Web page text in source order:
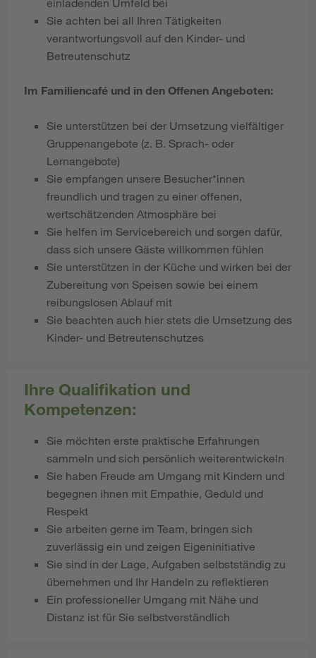
Sie achten bei all Ihren Tätigkeiten
verantwortungsvoll auf den Kinder- und
Betreutenschutz
Im Familiencafé und in den Offenen Angeboten:
Sie unterstützen bei der Umsetzung vielfältiger
Gruppenangebote (z. B. Sprach- oder
Lernangebote)
Sie empfangen unsere Besucher*innen
freundlich und tragen zu einer offenen,
wertschätzenden Atmosphäre bei
Sie helfen im Servicebereich und sorgen dafür,
dass sich unsere Gäste willkommen fühlen
Sie unterstützen in der Küche und wirken bei der
Zubereitung von Speisen sowie bei einem
reibungslosen Ablauf mit
Sie beachten auch hier stets die Umsetzung des
Kinder- und Betreutenschutzes
Ihre Qualifikation und
Kompetenzen:
Sie möchten erste praktische Erfahrungen
sammeln und sich persönlich weiterentwickeln
Sie haben Freude am Umgang mit Kindern und
begegnen ihnen mit Empathie, Geduld und
Respekt
Sie arbeiten gerne im Team, bringen sich
zuverlässig ein und zeigen Eigeninitiative
Sie sind in der Lage, Aufgaben selbstständig zu
übernehmen und Ihr Handeln zu reflektieren
Ein professioneller Umgang mit Nähe und
Distanz ist für Sie selbstverständlich